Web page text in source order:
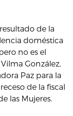
de la
doméstica
no es el
González,
Paz para la
de la fiscal
las Mujeres.